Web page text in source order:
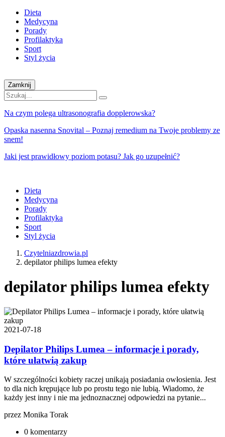
Dieta
Medycyna
Porady
Profilaktyka
Sport
Styl życia
Zamknij
Na czym polega ultrasonografia dopplerowska?
Opaska nasenna Snovital – Poznaj remedium na Twoje problemy ze
snem!
Jaki jest prawidłowy poziom potasu? Jak go uzupełnić?
Dieta
Medycyna
Porady
Profilaktyka
Sport
Styl życia
Czytelniazdrowia.pl
depilator philips lumea efekty
depilator philips lumea efekty
2021-07-18
Depilator Philips Lumea – informacje i porady,
które ułatwią zakup
W szczególności kobiety raczej unikają posiadania owłosienia. Jest
to dla nich krępujące lub po prostu tego nie lubią. Wiadomo, że
każdy jest inny i nie ma jednoznacznej odpowiedzi na pytanie...
przez Monika Torak
0 komentarzy